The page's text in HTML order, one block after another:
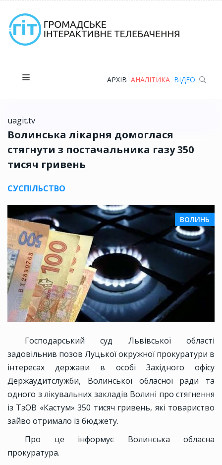
АРХІВ АНАЛІТИКА ВІДЕО
uagit.tv
Волинська лікарня домоглася
стягнути з постачальника газу 350
тисяч гривень
СУСПІЛЬСТВО
ВОЛИНЬ
Господарський суд Львівської області
задовільнив позов Луцької окружної прокуратури в
інтересах держави в особі Західного офісу
Держаудитслужби, Волинської обласної ради та
одного з лікувальних закладів Волині про стягнення
із ТзОВ «Кастум» 350 тисяч гривень, які товариство
зайво отримало із бюджету.
Про це інформує Волинська обласна
прокуратура.